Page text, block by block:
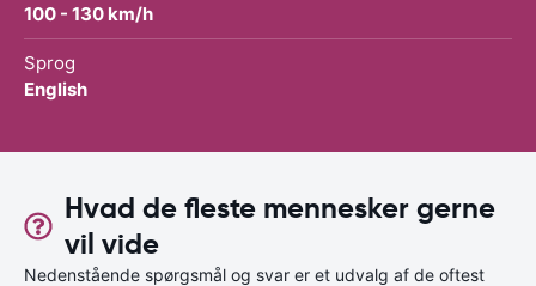
100 - 130 km/h
Sprog
English
Hvad de fleste mennesker gerne
vil vide
Nedenstående spørgsmål og svar er et udvalg af de oftest